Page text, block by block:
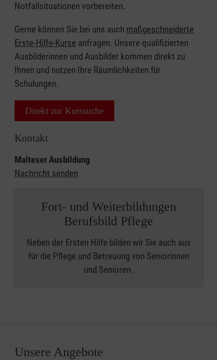
Notfallsituationen vorbereiten.
Gerne können Sie bei uns auch maßgeschneiderte
Erste-Hilfe-Kurse anfragen. Unsere qualifizierten
Ausbilderinnen und Ausbilder kommen direkt zu
Ihnen und nutzen Ihre Räumlichkeiten für
Schulungen.
Direkt zur Kurssuche
Kontakt
Malteser Ausbildung
Nachricht senden
Fort- und Weiterbildungen
Berufsbild Pflege
Neben der Ersten Hilfe bilden wir Sie auch aus
für die Pflege und Betreuung von Seniorinnen
und Senioren.
Unsere Angebote